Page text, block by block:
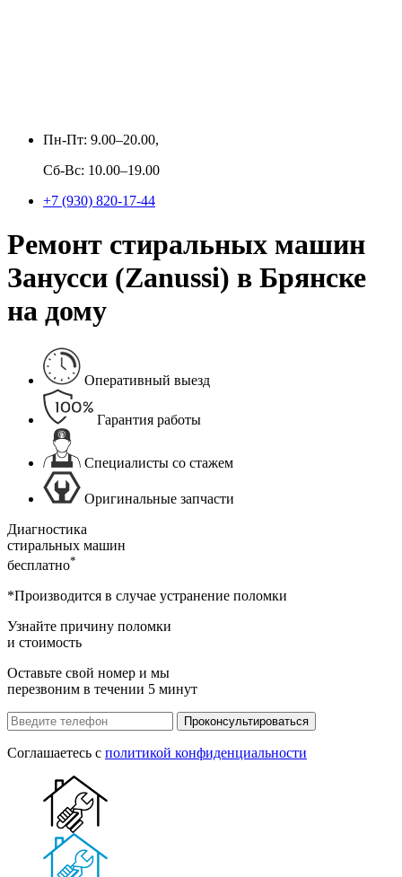
Пн-Пт: 9.00–20.00,
Сб-Вс: 10.00–19.00
+7 (930) 820-17-44
Ремонт стиральных машин
Занусси (Zanussi) в Брянске
на дому
Оперативный выезд
Гарантия работы
Специалисты со стажем
Оригинальные запчасти
Диагностика
стиральных машин
бесплатно*
*Производится в случае устранение поломки
Узнайте причину поломки
и стоимость
Оставьте свой номер и мы
перезвоним в течении 5 минут
Проконсультироваться
Соглашаетесь с политикой конфиденциальности